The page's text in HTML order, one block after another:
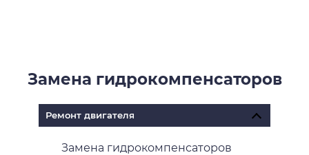
Замена гидрокомпенсаторов
Ремонт двигателя
Замена гидрокомпенсаторов